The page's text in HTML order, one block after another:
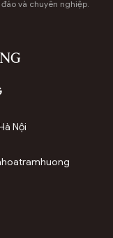
và chuyên nghiệp.
Nội